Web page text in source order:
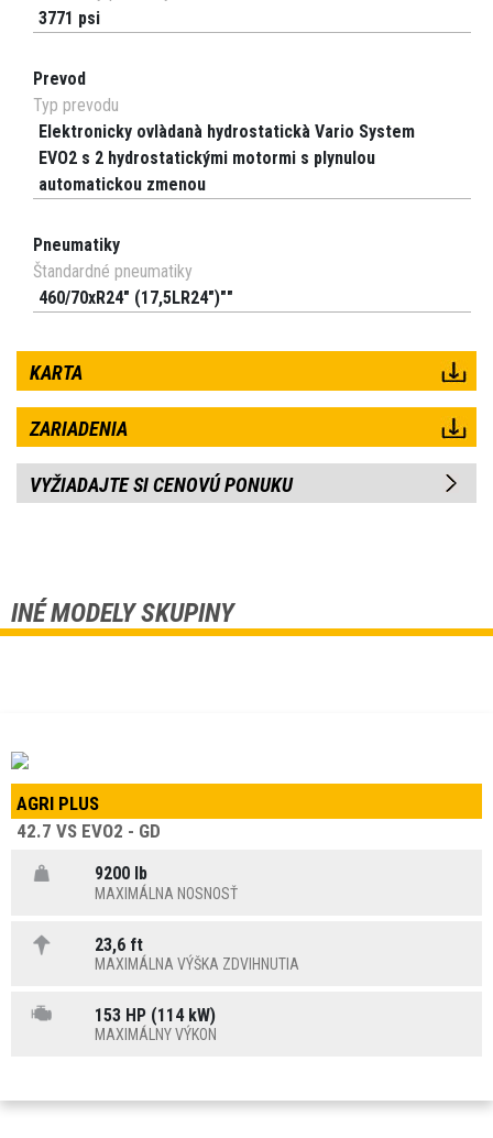
3771 psi
Prevod
Typ prevodu
Elektronicky ovlàdanà hydrostatickà Vario System
EVO2 s 2 hydrostatickými motormi s plynulou
automatickou zmenou
Pneumatiky
Štandardné pneumatiky
460/70xR24" (17,5LR24")""
KARTA
ZARIADENIA
VYŽIADAJTE SI CENOVÚ PONUKU
INÉ MODELY SKUPINY
AGRI PLUS
42.7 VS EVO2 - GD
9200 lb
MAXIMÁLNA NOSNOSŤ
23,6 ft
MAXIMÁLNA VÝŠKA ZDVIHNUTIA
153 HP (114 kW)
MAXIMÁLNY VÝKON